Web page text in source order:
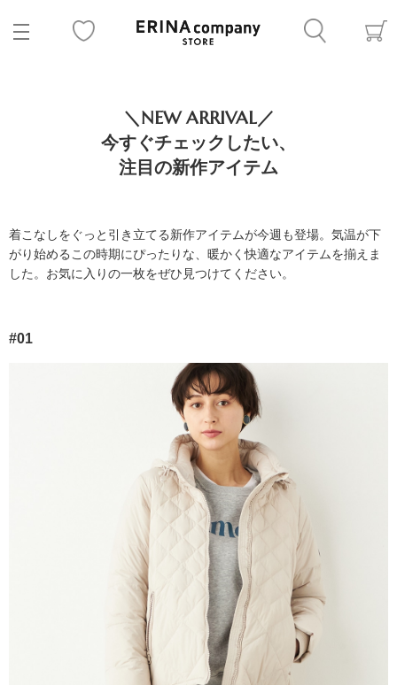
＼NEW ARRIVAL／
今すぐチェックしたい、
注目の新作アイテム
着こなしをぐっと引き立てる新作アイテムが今週も登場。気温が下
がり始めるこの時期にぴったりな、暖かく快適なアイテムを揃えま
した。お気に入りの一枚をぜひ見つけてください。
#01